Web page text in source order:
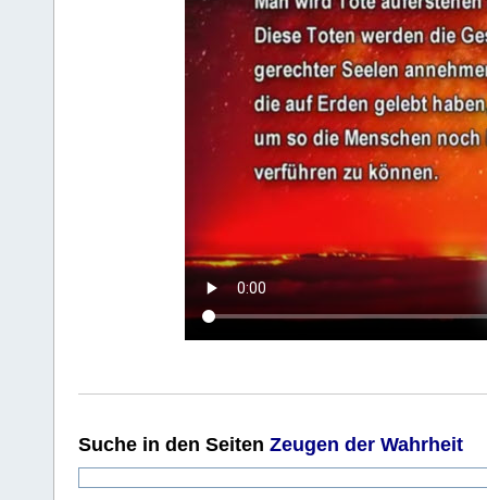
Suche in den Seiten Zeugen der Wahrheit